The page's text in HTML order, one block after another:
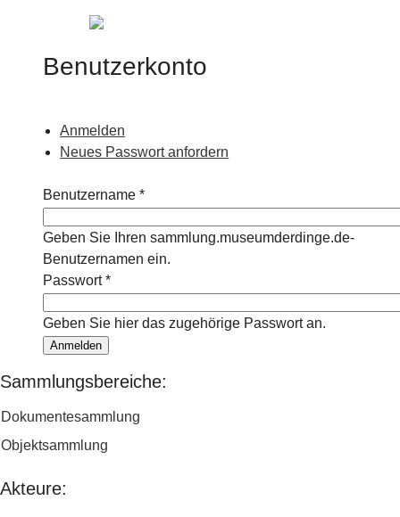
Jump to navigation
Benutzerkonto
Haupt-Reiter
Anmelden
Neues Passwort anfordern
Benutzername *
Geben Sie Ihren sammlung.museumderdinge.de-
Benutzernamen ein.
Passwort*
Geben Sie hier das zugehörige Passwort an.
Sammlungsbereiche:
Dokumentesammlung
Objektsammlung
Akteure: